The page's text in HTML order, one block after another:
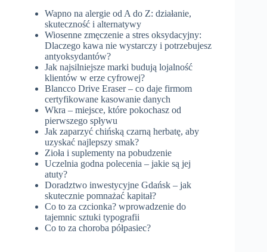
Wapno na alergie od A do Z: działanie,
skuteczność i alternatywy
Wiosenne zmęczenie a stres oksydacyjny:
Dlaczego kawa nie wystarczy i potrzebujesz
antyoksydantów?
Jak najsilniejsze marki budują lojalność
klientów w erze cyfrowej?
Blancco Drive Eraser – co daje firmom
certyfikowane kasowanie danych
Wkra – miejsce, które pokochasz od
pierwszego spływu
Jak zaparzyć chińską czarną herbatę, aby
uzyskać najlepszy smak?
Zioła i suplementy na pobudzenie
Uczelnia godna polecenia – jakie są jej
atuty?
Doradztwo inwestycyjne Gdańsk – jak
skutecznie pomnażać kapitał?
Co to za czcionka? wprowadzenie do
tajemnic sztuki typografii
Co to za choroba półpasiec?